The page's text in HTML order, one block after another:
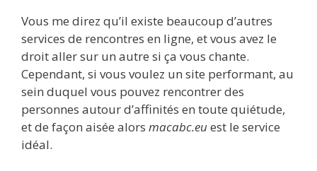
Vous me direz qu’il existe beaucoup d’autres
services de rencontres en ligne, et vous avez le
droit aller sur un autre si ça vous chante.
Cependant, si vous voulez un site performant, au
sein duquel vous pouvez rencontrer des
personnes autour d’affinités en toute quiétude,
et de façon aisée alors macabc.euest le service
idéal.